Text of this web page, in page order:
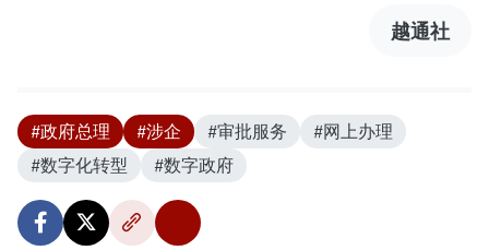
越通社
#政府总理 #涉企 #审批服务
#网上办理
#数字化转型
#数字政府